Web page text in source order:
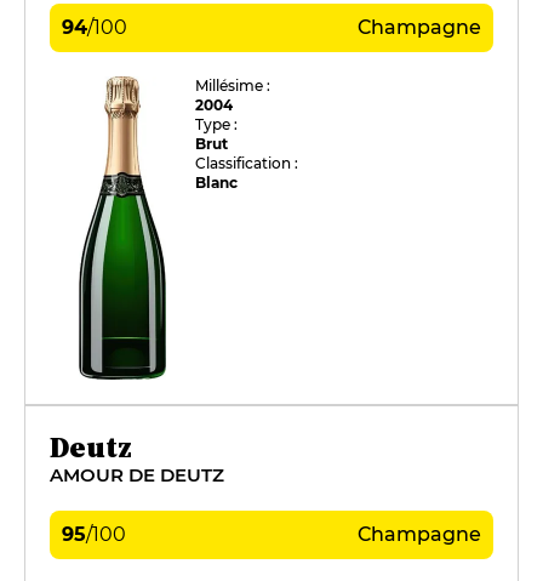
94/100 Champagne
Millésime :
2004
Type :
Brut
Classification :
Blanc
Deutz
AMOUR DE DEUTZ
95/100 Champagne